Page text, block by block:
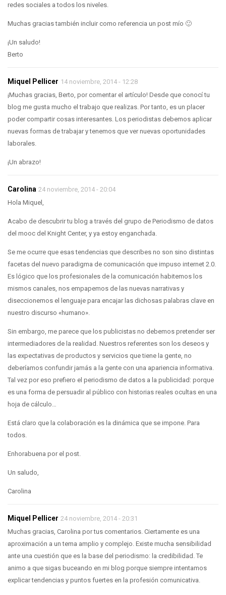
redes sociales a todos los niveles.
Muchas gracias también incluir como referencia un post mío 🙂
¡Un saludo!
Berto
Miquel Pellicer 14 noviembre, 2014 - 12:28
¡Muchas gracias, Berto, por comentar el artículo! Desde que conocí tu
blog me gusta mucho el trabajo que realizas. Por tanto, es un placer
poder compartir cosas interesantes. Los periodistas debemos aplicar
nuevas formas de trabajar y tenemos que ver nuevas oportunidades
laborales.
¡Un abrazo!
Carolina 24 noviembre, 2014 - 20:04
Hola Miquel,
Acabo de descubrir tu blog a través del grupo de Periodismo de datos
del mooc del Knight Center, y ya estoy enganchada.
Se me ocurre que esas tendencias que describes no son sino distintas
facetas del nuevo paradigma de comunicación que impuso internet 2.0.
Es lógico que los profesionales de la comunicación habitemos los
mismos canales, nos empapemos de las nuevas narrativas y
diseccionemos el lenguaje para encajar las dichosas palabras clave en
nuestro discurso «humano».
Sin embargo, me parece que los publicistas no debemos pretender ser
intermediadores de la realidad. Nuestros referentes son los deseos y
las expectativas de productos y servicios que tiene la gente, no
deberíamos confundir jamás a la gente con una apariencia informativa.
Tal vez por eso prefiero el periodismo de datos a la publicidad: porque
es una forma de persuadir al público con historias reales ocultas en una
hoja de cálculo…
Está claro que la colaboración es la dinámica que se impone. Para
todos.
Enhorabuena por el post.
Un saludo,
Carolina
Miquel Pellicer 24 noviembre, 2014 - 20:31
Muchas gracias, Carolina por tus comentarios. Ciertamente es una
aproximación a un tema amplio y complejo. Existe mucha sensibilidad
ante una cuestión que es la base del periodismo: la credibilidad. Te
animo a que sigas buceando en mi blog porque siempre intentamos
explicar tendencias y puntos fuertes en la profesión comunicativa.